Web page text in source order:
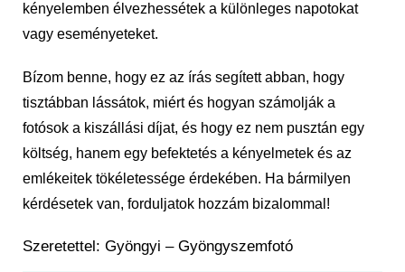
kényelemben élvezhessétek a különleges napotokat
vagy eseményeteket.
Bízom benne, hogy ez az írás segített abban, hogy
tisztábban lássátok, miért és hogyan számolják a
fotósok a kiszállási díjat, és hogy ez nem pusztán egy
költség, hanem egy befektetés a kényelmetek és az
emlékeitek tökéletessége érdekében. Ha bármilyen
kérdésetek van, forduljatok hozzám bizalommal!
Szeretettel: Gyöngyi – Gyöngyszemfotó